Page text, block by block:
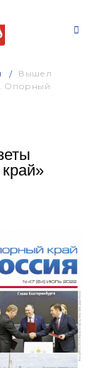
Вышел
Опорный